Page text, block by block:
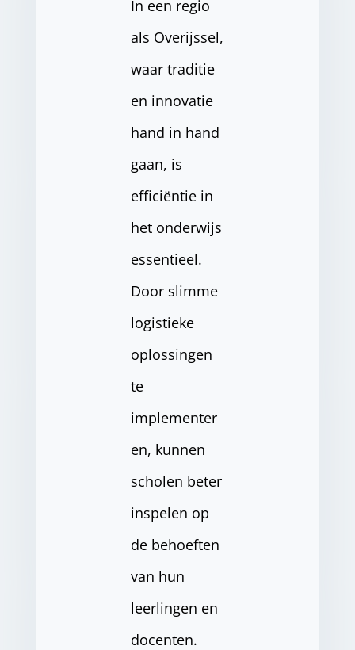
In een regio
als Overijssel,
waar traditie
en innovatie
hand in hand
gaan, is
efficiëntie in
het onderwijs
essentieel.
Door slimme
logistieke
oplossingen
te
implementer
en, kunnen
scholen beter
inspelen op
de behoeften
van hun
leerlingen en
docenten.